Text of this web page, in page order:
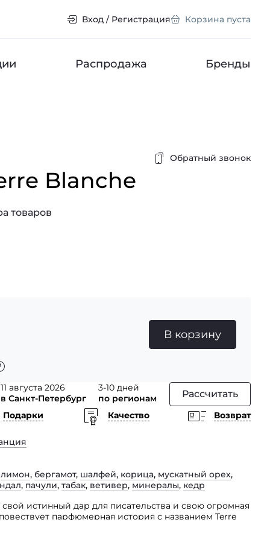
Вход / Регистрация Корзина пуста
Распродажа Бренды
Обратный звонок
Blanche
товаров
В корзину
11 августа 2026
в Санкт-Петербург
3-10 дней
по регионам
Рассчитать
Подарки Качество
Возврат
лимон, бергамот, шалфей, корица, мускатный орех,
, пачули, табак, ветивер, минералы, кедр
истинный дар для писательства и свою огромная
парфюмерная история с названием Terre